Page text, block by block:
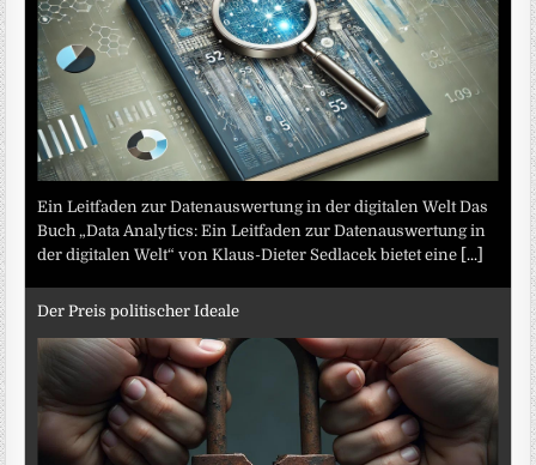
Ein Leitfaden zur Datenauswertung in der digitalen Welt Das
Buch „Data Analytics: Ein Leitfaden zur Datenauswertung in
der digitalen Welt“ von Klaus-Dieter Sedlacek bietet eine [...]
Der Preis politischer Ideale